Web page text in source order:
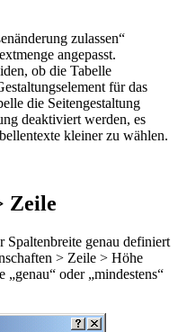
zulassen“
angepasst.
ob die Tabelle
für das
die Seitengestaltung
deaktiviert werden, es
kleiner zu wählen.
Zeile
Spaltenbreite genau definiert
> Zeile > Höhe
oder „mindestens“